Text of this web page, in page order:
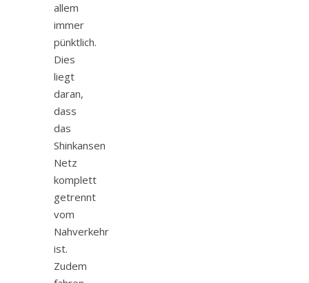
allem
immer
pünktlich.
Dies
liegt
daran,
dass
das
Shinkansen
Netz
komplett
getrennt
vom
Nahverkehr
ist.
Zudem